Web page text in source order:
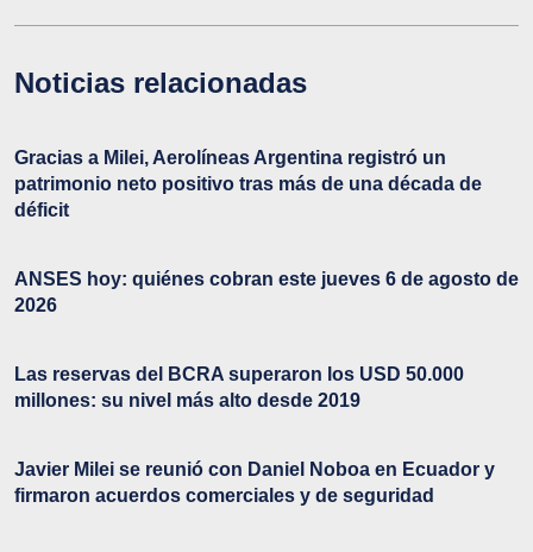
Noticias relacionadas
Gracias a Milei, Aerolíneas Argentina registró un
patrimonio neto positivo tras más de una década de
déficit
ANSES hoy: quiénes cobran este jueves 6 de agosto de
2026
Las reservas del BCRA superaron los USD 50.000
millones: su nivel más alto desde 2019
Javier Milei se reunió con Daniel Noboa en Ecuador y
firmaron acuerdos comerciales y de seguridad